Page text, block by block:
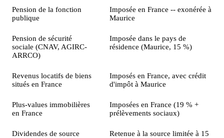
Pension de la fonction
publique
Imposée en France -- exonérée à
Maurice
Pension de sécurité
sociale (CNAV, AGIRC-
ARRCO)
Imposée dans le pays de
résidence (Maurice, 15 %)
Revenus locatifs de biens
situés en France
Imposés en France, avec crédit
d'impôt à Maurice
Plus-values immobilières
en France
Imposées en France (19 % +
prélèvements sociaux)
Dividendes de source
Retenue à la source limitée à 15